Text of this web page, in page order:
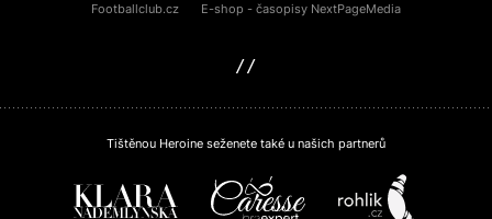
Footballclub.cz E-shop - časopisy NextPageMedia
Tištěnou Heroine seženete také u našich partnerů